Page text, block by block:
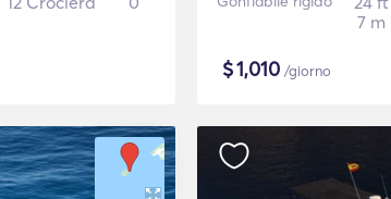
7 m
$1,010 /giorno